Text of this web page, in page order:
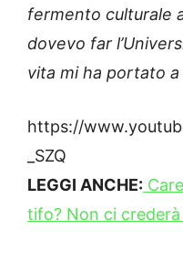
fermento culturale
dovevo far
vita mi ha portato a
https://
_SZQ
LEGGI ANCHE:
tifo? Non ci crederà